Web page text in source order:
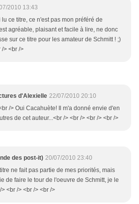
2010 13:43
lu ce titre, ce n'est pas mon préféré de
agréable, plaisant et facile à lire, ne donc
sur ce titre pour les amateur de Schmitt ! ;)
/> <br />
d'Alexielle 22/07/2010 20:10
/> Oui Cacahuète! Il m'a donné envie d'en
de cet auteur...<br /> <br /> <br /> <br />
des post-it) 20/07/2010 23:40
ne fait pas partie de mes priorités, mais
de faire le tour de l'oeuvre de Schmitt, je le
<br /> <br /> <br />